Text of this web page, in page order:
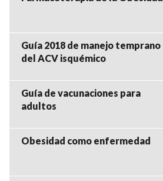
Guía 2018 de manejo temprano
del ACV isquémico
Guía de vacunaciones para
adultos
Obesidad como enfermedad